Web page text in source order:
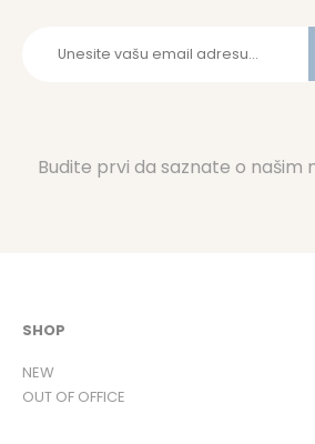
Budite prvi da saznate o našim
SHOP
NEW
OUT OF OFFICE